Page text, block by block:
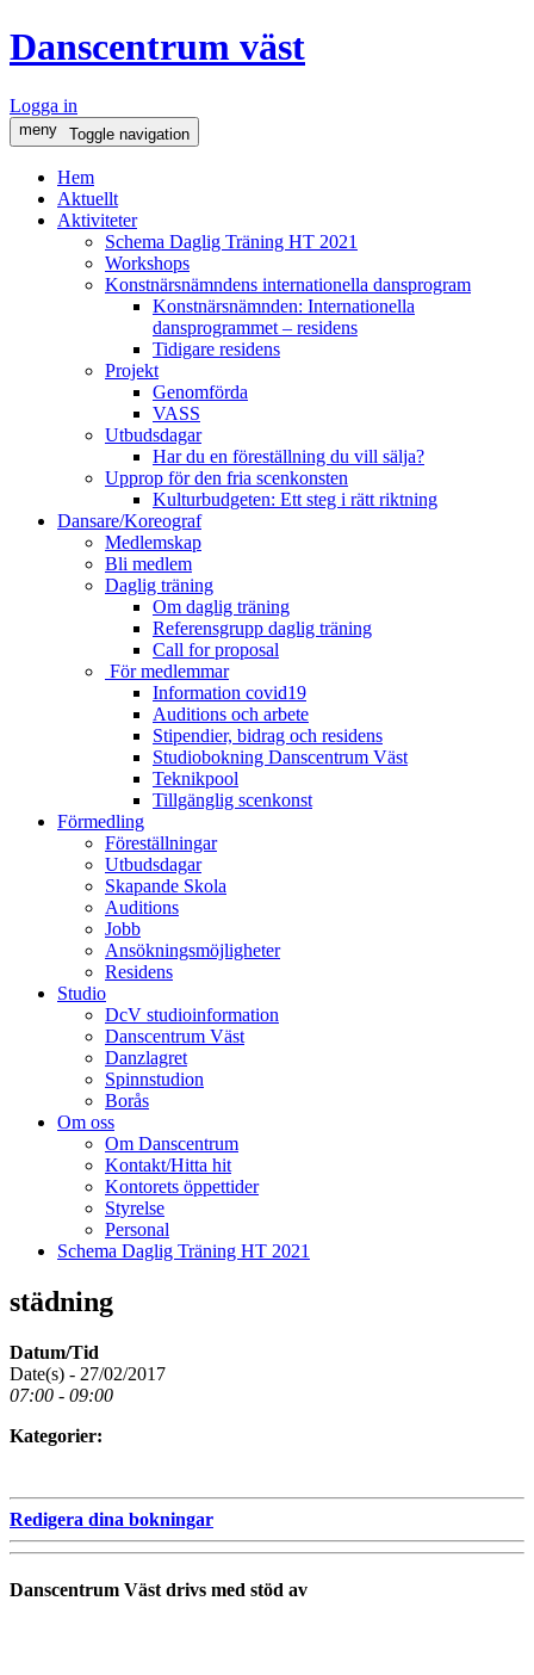
Danscentrum väst
Logga in
meny Toggle navigation
Hem
Aktuellt
Aktiviteter
Schema Daglig Träning HT 2021
Workshops
Konstnärsnämndens internationella dansprogram
Konstnärsnämnden: Internationella
dansprogrammet – residens
Tidigare residens
Projekt
Genomförda
VASS
Utbudsdagar
Har du en föreställning du vill sälja?
Upprop för den fria scenkonsten
Kulturbudgeten: Ett steg i rätt riktning
Dansare/Koreograf
Medlemskap
Bli medlem
Daglig träning
Om daglig träning
Referensgrupp daglig träning
Call for proposal
För medlemmar
Information covid19
Auditions och arbete
Stipendier, bidrag och residens
Studiobokning Danscentrum Väst
Teknikpool
Tillgänglig scenkonst
Förmedling
Föreställningar
Utbudsdagar
Skapande Skola
Auditions
Jobb
Ansökningsmöjligheter
Residens
Studio
DcV studioinformation
Danscentrum Väst
Danzlagret
Spinnstudion
Borås
Om oss
Om Danscentrum
Kontakt/Hitta hit
Kontorets öppettider
Styrelse
Personal
Schema Daglig Träning HT 2021
städning
Datum/Tid
Date(s) - 27/02/2017
07:00 - 09:00
Kategorier:
Redigera dina bokningar
Danscentrum Väst drivs med stöd av